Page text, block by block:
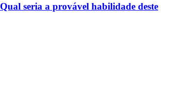
seria a provável habilidade deste